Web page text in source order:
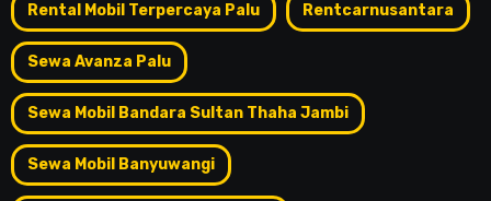
Rental Mobil Terpercaya Palu Rentcarnusantara
Sewa Avanza Palu
Sewa Mobil Bandara Sultan Thaha Jambi
Sewa Mobil Banyuwangi